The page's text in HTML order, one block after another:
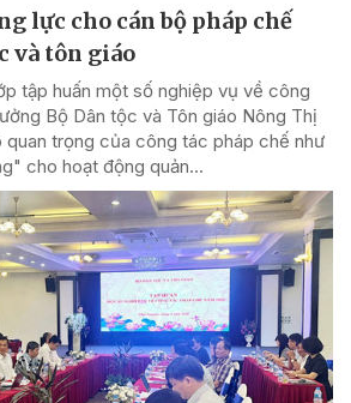
lực cho cán bộ pháp chế
và tôn giáo
tập huấn một số nghiệp vụ về công
Bộ Dân tộc và Tôn giáo Nông Thị
quan trọng của công tác pháp chế như
cho hoạt động quản...